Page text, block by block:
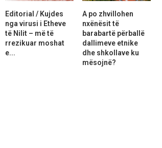
Editorial / Kujdes
nga virusi i Etheve
të Nilit – më të
rrezikuar moshat
e...
A po zhvillohen
nxënësit të
barabartë përballë
dallimeve etnike
dhe shkollave ku
mësojnë?